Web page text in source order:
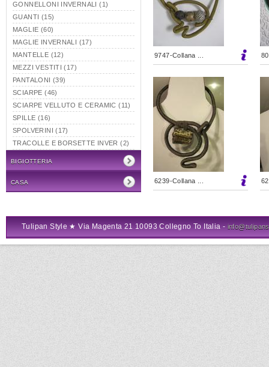
GONNELLONI INVERNALI (1)
GUANTI (15)
MAGLIE (60)
MAGLIE INVERNALI (17)
MANTELLE (12)
MEZZI VESTITI (17)
PANTALONI (39)
SCIARPE (46)
SCIARPE VELLUTO E CERAMIC (11)
SPILLE (16)
SPOLVERINI (17)
TRACOLLE E BORSETTE INVER (2)
BIGIOTTERIA
CASA
9747-Collana ...
6239-Collana ...
Tulipan Style ★ Via Magenta 21 10093 Collegno To Italia -